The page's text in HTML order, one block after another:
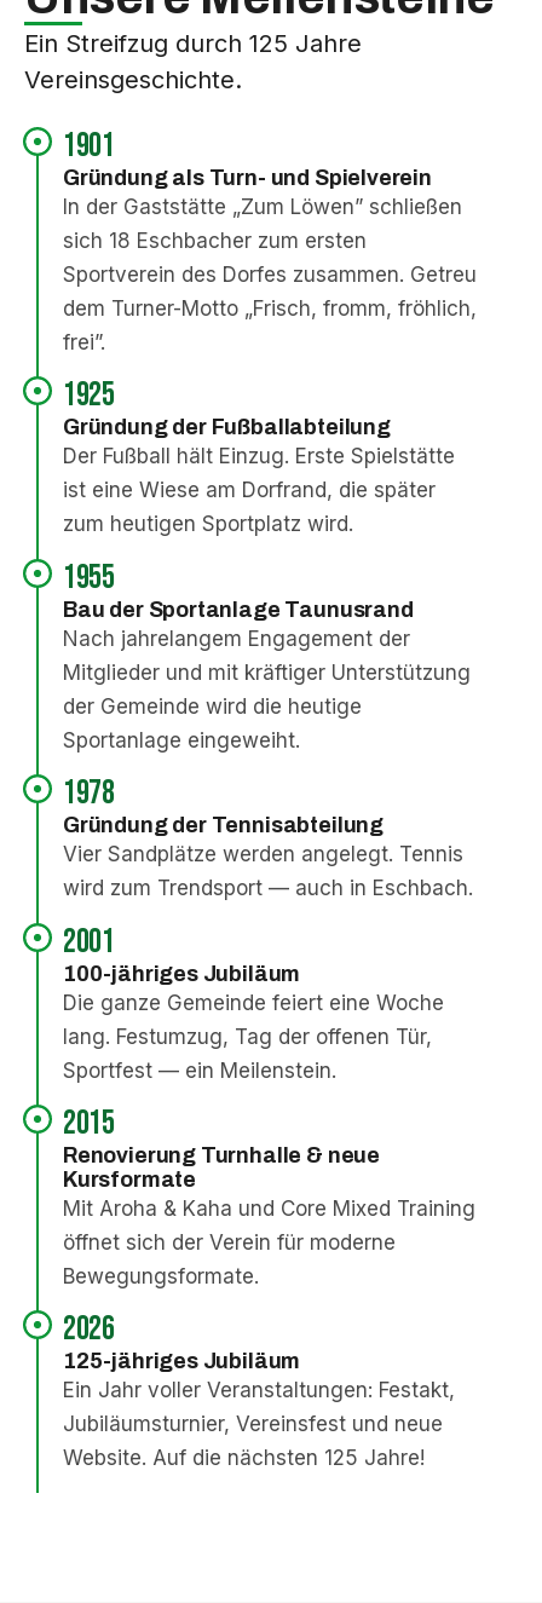
Ein Streifzug durch 125 Jahre
Vereinsgeschichte.
1901
Gründung als Turn- und Spielverein
In der Gaststätte „Zum Löwen” schließen
sich 18 Eschbacher zum ersten
Sportverein des Dorfes zusammen. Getreu
dem Turner-Motto „Frisch, fromm, fröhlich,
frei”.
1925
Gründung der Fußballabteilung
Der Fußball hält Einzug. Erste Spielstätte
ist eine Wiese am Dorfrand, die später
zum heutigen Sportplatz wird.
1955
Bau der Sportanlage Taunusrand
Nach jahrelangem Engagement der
Mitglieder und mit kräftiger Unterstützung
der Gemeinde wird die heutige
Sportanlage eingeweiht.
1978
Gründung der Tennisabteilung
Vier Sandplätze werden angelegt. Tennis
wird zum Trendsport — auch in Eschbach.
2001
100-jähriges Jubiläum
Die ganze Gemeinde feiert eine Woche
lang. Festumzug, Tag der offenen Tür,
Sportfest — ein Meilenstein.
2015
Renovierung Turnhalle & neue
Kursformate
Mit Aroha & Kaha und Core Mixed Training
öffnet sich der Verein für moderne
Bewegungsformate.
2026
125-jähriges Jubiläum
Ein Jahr voller Veranstaltungen: Festakt,
Jubiläumsturnier, Vereinsfest und neue
Website. Auf die nächsten 125 Jahre!